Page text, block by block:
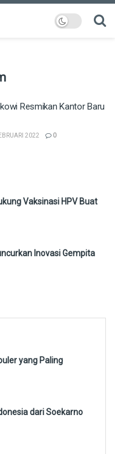
Resmikan Kantor Baru
2022 0
Vaksinasi HPV Buat
Inovasi Gempita
yang Paling
dari Soekarno